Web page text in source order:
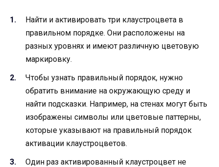
Найти и активировать три клаустроцвета в
правильном порядке. Они расположены на
разных уровнях и имеют различную цветовую
маркировку.
Чтобы узнать правильный порядок, нужно
обратить внимание на окружающую среду и
найти подсказки. Например, на стенах могут быть
изображены символы или цветовые паттерны,
которые указывают на правильный порядок
активации клаустроцветов.
Один раз активированный клаустроцвет не